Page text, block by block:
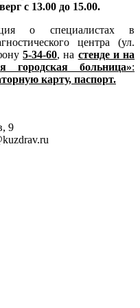
с 13.00 до 15.00.
о специалистах в
центра (ул.
5-34-60, на стенде и на
городская больница»:
карту, паспорт.
9